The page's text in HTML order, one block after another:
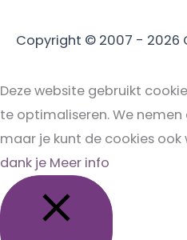
Copyright © 2007 - 2026
Deze website gebruikt
te optimaliseren. We
maar je kunt de cookies ook
dank je Meer info